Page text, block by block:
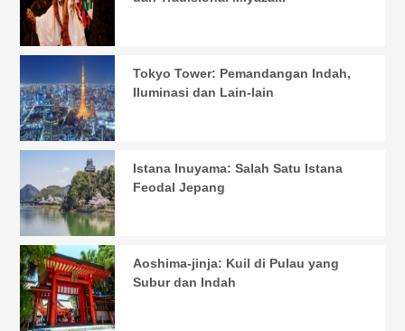
Tokyo Tower: Pemandangan Indah,
Iluminasi dan Lain-lain
Istana Inuyama: Salah Satu Istana
Feodal Jepang
Aoshima-jinja: Kuil di Pulau yang
Subur dan Indah